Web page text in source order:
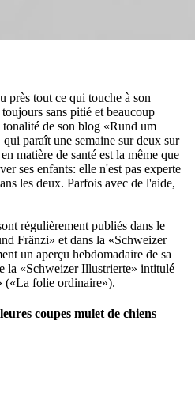
près tout ce qui touche à son
sans pitié et beaucoup
de son blog «Rund um
paraît une semaine sur deux sur
matière de santé est la même que
ses enfants: elle n'est pas experte
les deux. Parfois avec de l'aide,
régulièrement publiés dans le
Fränzi» et dans la «Schweizer
un aperçu hebdomadaire de sa
la «Schweizer Illustrierte» intitulé
(«La folie ordinaire»).
coupes mulet de chiens